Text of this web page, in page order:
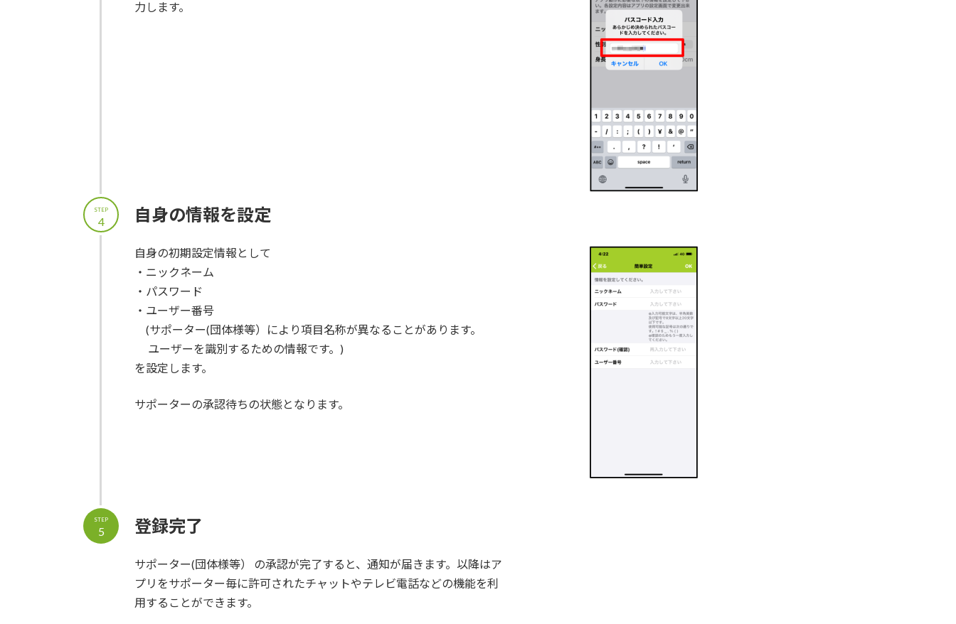
力します。
自身の情報を設定
自身の初期設定情報として
・ニックネーム
・パスワード
・ユーザー番号
(サポーター(団体様等）により項目名称が異なることがあります。
ユーザーを識別するための情報です。)
を設定します。
サポーターの承認待ちの状態となります。
STEP
4
登録完了
サポーター(団体様等） の承認が完了すると、通知が届きます。以降はア
プリをサポーター毎に許可されたチャットやテレビ電話などの機能を利
用することができます。
STEP
5